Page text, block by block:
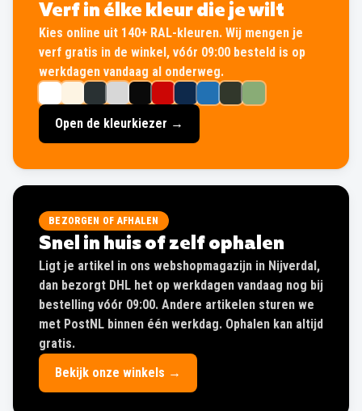
Verf in élke kleur die je wilt
Kies online uit 140+ RAL-kleuren. Wij mengen je
verf gratis in de winkel, vóór 09:00 besteld is op
werkdagen vandaag al onderweg.
Open de kleurkiezer →
BEZORGEN OF AFHALEN
Snel in huis of zelf ophalen
Ligt je artikel in ons webshopmagazijn in Nijverdal,
dan bezorgt DHL het op werkdagen vandaag nog bij
bestelling vóór 09:00. Andere artikelen sturen we
met PostNL binnen één werkdag. Ophalen kan altijd
gratis.
Bekijk onze winkels →